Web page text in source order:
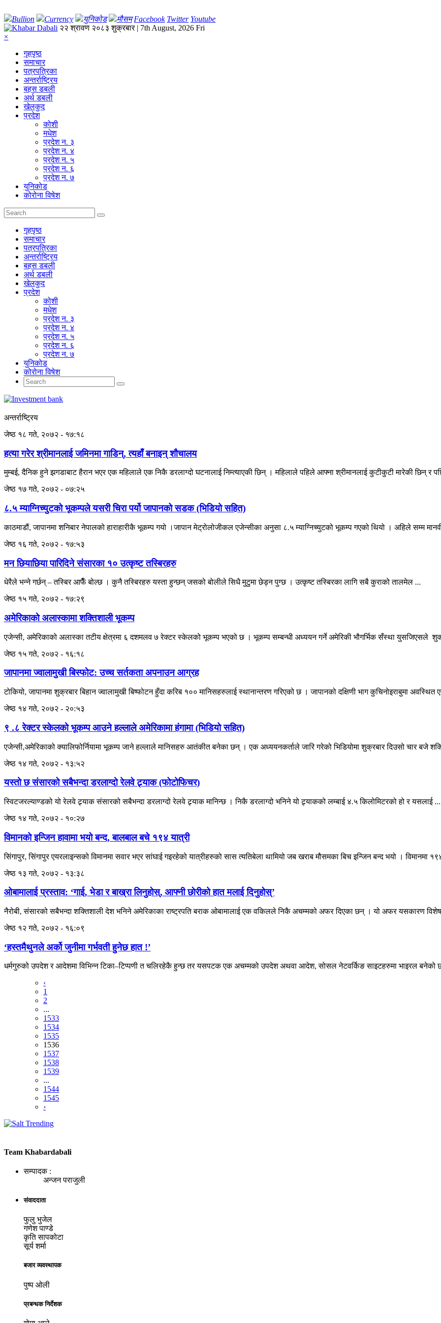
Bullion Currency युनिकोड मौसम Facebook Twitter Youtube
२२ श्रावण २०८३ शुक्रबार | 7th August, 2026 Fri
×
गृहपृष्‍ठ
समाचार
पत्रपत्रिका
अन्तर्राष्ट्रिय
बहस डबली
अर्थ डबली
खेलकुद
प्रदेश
कोशी
मधेश
प्रदेश न. ३
प्रदेश न. ४
प्रदेश न. ५
प्रदेश न. ६
प्रदेश न. ७
युनिकोड
कोरोना विषेश
गृहपृष्‍ठ
समाचार
पत्रपत्रिका
अन्तर्राष्ट्रिय
बहस डबली
अर्थ डबली
खेलकुद
प्रदेश
कोशी
मधेश
प्रदेश न. ३
प्रदेश न. ४
प्रदेश न. ५
प्रदेश न. ६
प्रदेश न. ७
युनिकोड
कोरोना विषेश
अन्तर्राष्ट्रिय
जेष्ठ १८ गते, २०७२ - १७:१८
हत्या गरेर श्रीमानलाई जमिनमा गाडिन्, त्यहाँ बनाइन् शौचालय
मुम्बई, दैनिक हुने झगडाबाट हैरान भएर एक महिलाले एक निकै डरलाग्दो घटनालाई निम्त्याएकी छिन् । महिलाले पहिले आफ्ना श्रीमानलाई कुटीकुटी मारेकी छिन् र
जेष्ठ १७ गते, २०७२ - ०७:२५
८.५ म्याग्निच्युटको भूकम्पले यसरी चिरा पर्यो जापानको सडक (भिडियो सहित)
काठमाडौं, जापानमा शनिबार नेपालको हाराहारीकै भूकम्प गयो ।जापान मेट्रोलोजीकल एजेन्सीका अनुसा ८.५ म्याग्निच्युटको भूकम्प गएको थियो । अहिले सम्म
जेष्ठ १६ गते, २०७२ - १७:५३
मन छियाछिया पारिदिने संसारका १० उत्कृष्ट तस्बिरहरु
धेरैले भन्ने गर्छन् – तस्बिर आफैँ बोल्छ । कुनै तस्बिरहरु यस्ता हुन्छन् जसको बोलीले सिधै मुटुमा छेड्न पुग्छ । उत्कृष्ट तस्बिरका लागि सबै कुराको तालमेल ...
जेष्ठ १५ गते, २०७२ - १७:२९
अमेरिकाको अलास्कामा शक्तिशाली भूकम्प
एजेन्सी, अमेरिकाको अलास्का तटीय क्षेत्रमा ६ दशमलव ७ रेक्टर स्केलको भूकम्प भएको छ । भूकम्प सम्बन्धी अध्ययन गर्ने अमेरिकी भौगर्भिक सँस्था युसजिएसले
जेष्ठ १५ गते, २०७२ - १६:१८
जापानमा ज्वालामुखी बिस्फोट: उच्च सर्तकता अपनाउन आग्रह
टोकियो, जापानमा शुक्रबार बिहान ज्वालामुखी बिष्फोटन हुँदा करिब १०० मानिसहरुलाई स्थानान्तरण गरिएको छ । जापानको दक्षिणी भाग कुचिनोइराबुमा अवस्थित
जेष्ठ १४ गते, २०७२ - २०:५३
९ .८ रेक्टर स्केलको भूकम्प आउने हल्लाले अमेरिकामा हंगामा (भिडियो सहित)
एजेन्सी,अमेरिकाको क्यालिफोर्नियामा भूकम्प जाने हल्लाले मानिसहरु आतंकीत बनेका छन् । एक अध्ययनकर्ताले जारि गरेको भिडियोमा शुक्रबार दिउसो चार बजे
जेष्ठ १४ गते, २०७२ - १३:५२
यस्तो छ संसारको सबैभन्दा डरलाग्दो रेलवे ट्र्याक (फोटोफिचर)
स्विटजरल्याण्डको यो रेलवे ट्र्याक संसारको सबैभन्दा डरलाग्दो रेलवे ट्र्याक मानिन्छ । निकै डरलाग्दो भनिने यो ट्र्याकको लम्बाई ४.५ किलोमिटरको हो र यसलाई ...
जेष्ठ १४ गते, २०७२ - १०:२७
विमानको इन्जिन हावामा भयो बन्द, बालबाल बचे १९४ यात्री
सिंगापुर, सिंगापुर एयरलाइन्सको विमानमा सवार भएर सांघाई गइरहेको यात्रीहरुको सास त्यतिबेला थामियो जब खराब मौसमका बिच इन्जिन बन्द भयो । विमानमा
जेष्ठ १३ गते, २०७२ - १३:३८
ओबामालाई प्रस्ताव: ‘गाई, भेडा र बाख्रा लिनुहोस्, आफ्नी छाेरीको हात मलाई दिनुहोस्’
नैरोबी, संसारको सबैभन्दा शक्तिशाली देश भनिने अमेरिकाका राष्ट्रपति बराक ओबामालाई एक वकिलले निकै अचम्मको अफर दिएका छन् । यो अफर यसकारण
जेष्ठ १२ गते, २०७२ - १६:०९
‘हस्तमैथुनले अर्को जुनीमा गर्भवती हुनेछ हात !’
धर्मगुरुको उपदेश र आदेशमा विभिन्न टिका–टिप्पणी त चलिरहेकै हुन्छ तर यसपटक एक अचम्मको उपदेश अथवा आदेश, सोसल नेटवर्किङ साइटहरुमा भाइरल बनेको
‹
1
2
...
1533
1534
1535
1536
1537
1538
1539
...
1544
1545
›
Team Khabardabali
सम्पादक :
अन्जन पराजुली
संवाददाता
फुलु भुजेल
गणेश पाण्डे
कृति सापकोटा
सूर्य शर्मा
बजार व्यवस्थापक
पुष्प ओली
प्रबन्धक निर्देशक